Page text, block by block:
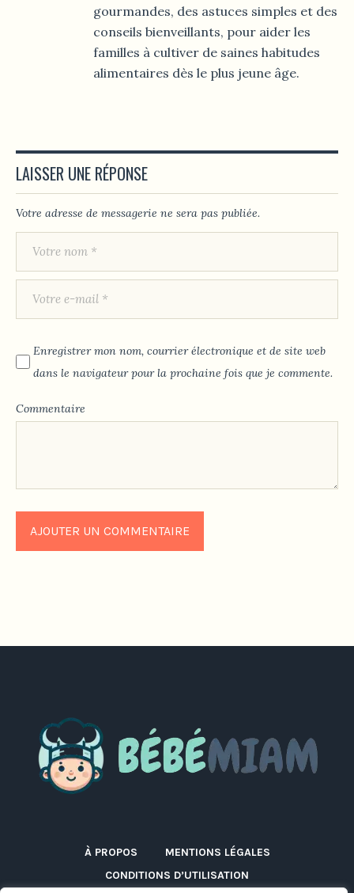
gourmandes, des astuces simples et des
conseils bienveillants, pour aider les
familles à cultiver de saines habitudes
alimentaires dès le plus jeune âge.
LAISSER UNE RÉPONSE
Votre adresse de messagerie ne sera pas publiée.
Enregistrer mon nom, courrier électronique et de site web
dans le navigateur pour la prochaine fois que je commente.
Commentaire
À PROPOS
MENTIONS LÉGALES
CONDITIONS D’UTILISATION